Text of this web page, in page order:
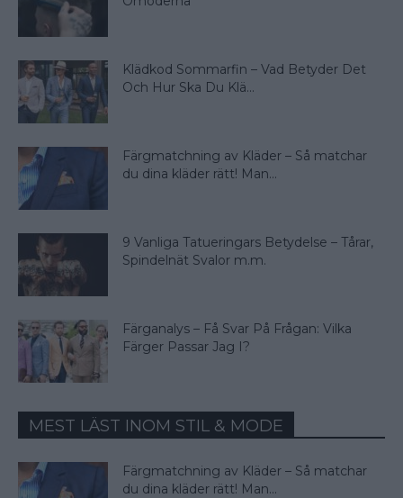
Klädkod Sommarfin – Vad Betyder Det
Och Hur Ska Du Klä...
Färgmatchning av Kläder – Så matchar
du dina kläder rätt! Man...
9 Vanliga Tatueringars Betydelse – Tårar,
Spindelnät Svalor m.m.
Färganalys – Få Svar På Frågan: Vilka
Färger Passar Jag I?
MEST LÄST INOM STIL & MODE
Färgmatchning av Kläder – Så matchar
du dina kläder rätt! Man...